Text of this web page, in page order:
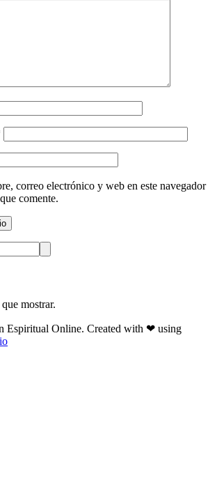
correo electrónico y web en este navegador
comente.
mostrar.
Espiritual Online. Created with ❤ using